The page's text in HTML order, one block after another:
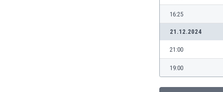
16:25
21.12.2024
21:00
19:00